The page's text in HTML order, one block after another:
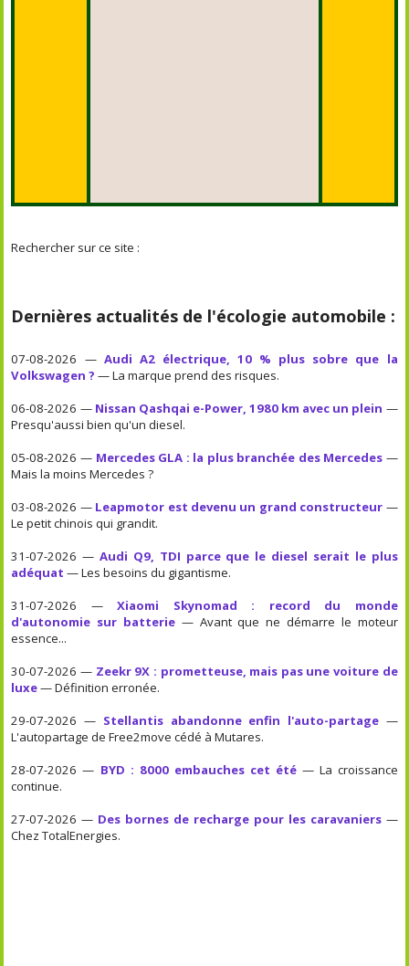
Rechercher sur ce site :
Dernières actualités de l'écologie automobile :
07-08-2026 — Audi A2 électrique, 10 % plus sobre que la
Volkswagen ? — La marque prend des risques.
06-08-2026 — Nissan Qashqai e-Power, 1980 km avec un plein —
Presqu'aussi bien qu'un diesel.
05-08-2026 — Mercedes GLA : la plus branchée des Mercedes —
Mais la moins Mercedes ?
03-08-2026 — Leapmotor est devenu un grand constructeur —
Le petit chinois qui grandit.
31-07-2026 —Audi Q9, TDI parce que le diesel serait le plus
adéquat — Les besoins du gigantisme.
31-07-2026 —Xiaomi Skynomad : record du monde
d'autonomie sur batterie — Avant que ne démarre le moteur
essence...
30-07-2026 — Zeekr 9X : prometteuse, mais pas une voiture de
luxe— Définition erronée.
29-07-2026 — Stellantis abandonne enfin l'auto-partage—
L'autopartage de Free2move cédé à Mutares.
28-07-2026 — BYD : 8000 embauches cet été— La croissance
continue.
27-07-2026 — Des bornes de recharge pour les caravaniers—
Chez TotalEnergies.